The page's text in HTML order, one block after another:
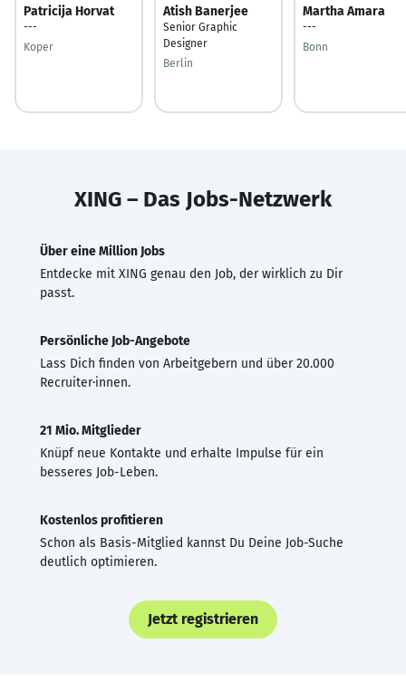
Patricija Horvat
---
Koper
Atish Banerjee
Senior Graphic
Designer
Berlin
Martha Amara
---
Bonn
XING – Das Jobs-Netzwerk
Über eine Million Jobs
Entdecke mit XING genau den Job, der wirklich zu Dir
passt.
Persönliche Job-Angebote
Lass Dich finden von Arbeitgebern und über 20.000
Recruiter·innen.
21 Mio. Mitglieder
Knüpf neue Kontakte und erhalte Impulse für ein
besseres Job-Leben.
Kostenlos profitieren
Schon als Basis-Mitglied kannst Du Deine Job-Suche
deutlich optimieren.
Jetzt registrieren